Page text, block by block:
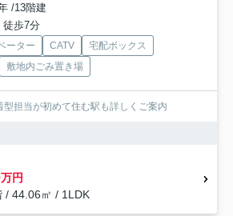
/13階建
徒歩7分
ーター CATV
宅配ボックス
敷地内ごみ置き場
型担当が初めて住む駅も詳しくご案内
円
/ 44.06㎡ / 1LDK